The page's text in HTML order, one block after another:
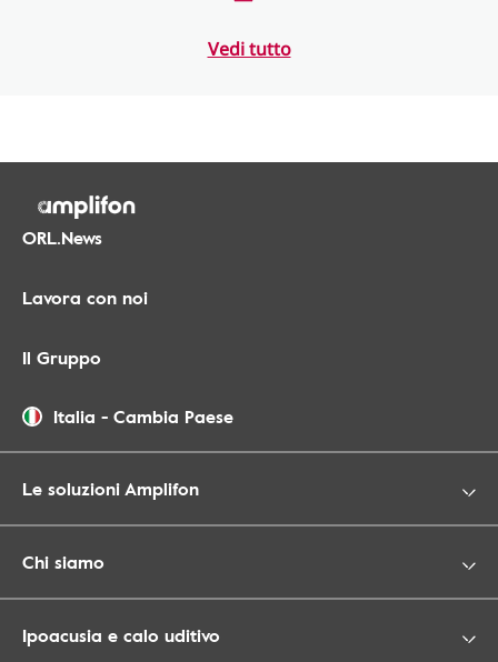
Vedi tutto
ORL.News
Lavora con noi
Il Gruppo
Italia - Cambia Paese
Le soluzioni Amplifon
Chi siamo
Ipoacusia e calo uditivo